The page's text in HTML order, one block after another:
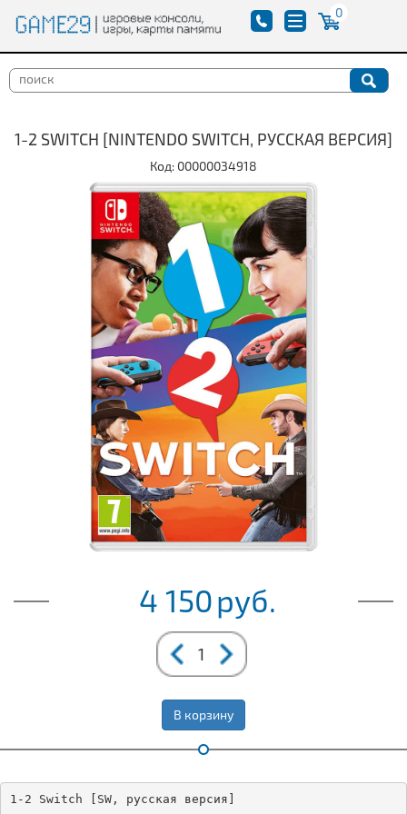
0
1-2 SWITCH [NINTENDO SWITCH, РУССКАЯ ВЕРСИЯ]
Код: 00000034918
4 150руб.
В корзину
1-2 Switch [SW, русская версия]